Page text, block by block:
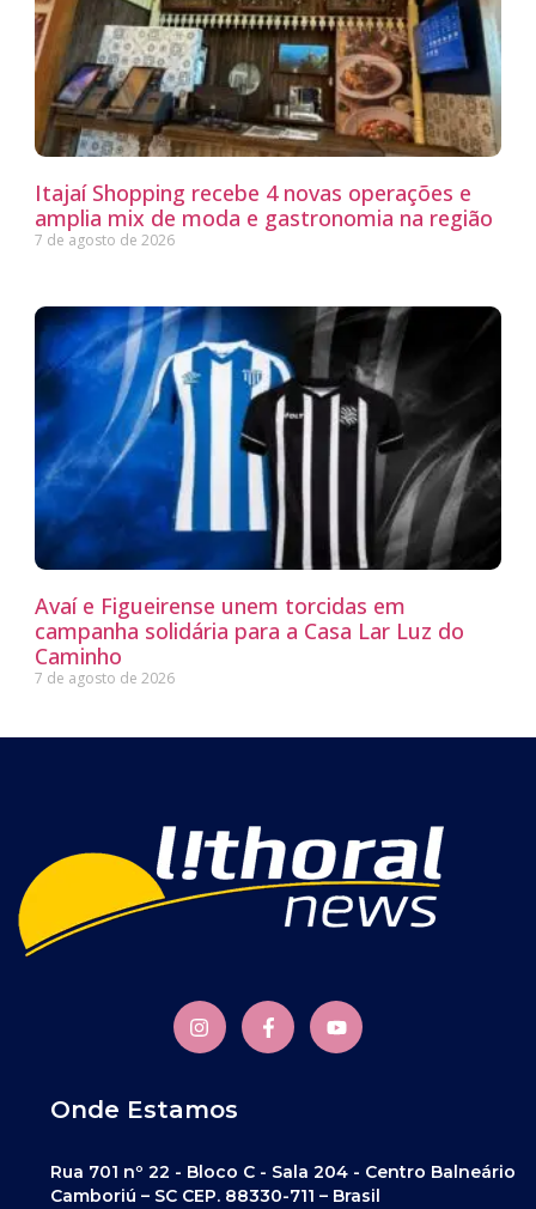
Itajaí Shopping recebe 4 novas operações e
amplia mix de moda e gastronomia na região
7 de agosto de 2026
Avaí e Figueirense unem torcidas em
campanha solidária para a Casa Lar Luz do
Caminho
7 de agosto de 2026
Onde Estamos
Rua 701 nº 22 - Bloco C - Sala 204 - Centro Balneário
Camboriú – SC CEP. 88330-711 – Brasil